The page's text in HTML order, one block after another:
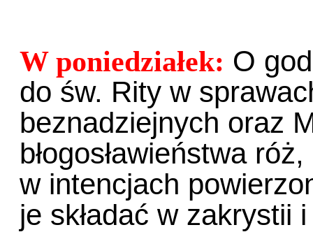
W poniedziałek: O
do św. Rity w
beznadziejnych oraz
błogosławieństwa
w intencjach
je składać w zakrystii